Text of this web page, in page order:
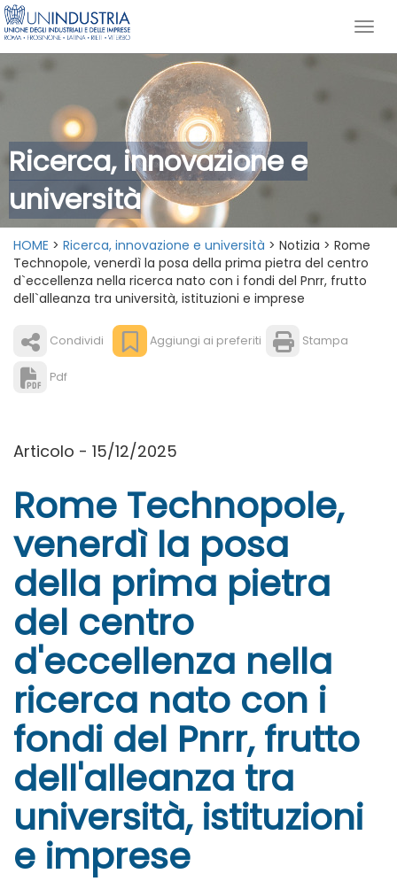
Ricerca, innovazione e
università
HOME > Ricerca, innovazione e università > Notizia > Rome
Technopole, venerdì la posa della prima pietra del centro
d`eccellenza nella ricerca nato con i fondi del Pnrr, frutto
dell`alleanza tra università, istituzioni e imprese
Condividi Aggiungi ai preferiti Stampa
Pdf
Articolo - 15/12/2025
Rome Technopole,
venerdì la posa
della prima pietra
del centro
d'eccellenza nella
ricerca nato con i
fondi del Pnrr, frutto
dell'alleanza tra
università, istituzioni
e imprese